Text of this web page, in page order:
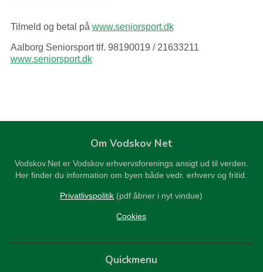
Tilmeld og betal på www.seniorsport.dk
Aalborg Seniorsport tlf. 98190019 / 21633211
www.seniorsport.dk
Om Vodskov Net
Vodskov.Net er Vodskov erhvervsforenings ansigt ud til verden.
Her finder du information om byen både vedr. erhverv og fritid.
Privatlivspolitik (pdf åbner i nyt vindue)
Cookies
Quickmenu